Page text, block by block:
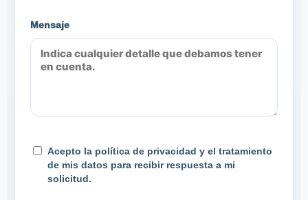
Mensaje
Acepto la política de privacidad y el tratamiento
de mis datos para recibir respuesta a mi
solicitud.